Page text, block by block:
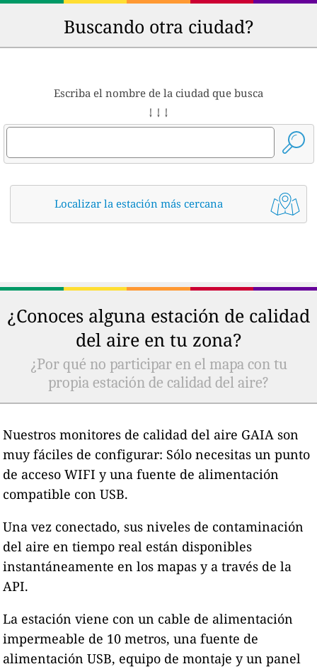
Buscando otra ciudad?
Escriba el nombre de la ciudad que busca
↓ ↓ ↓
Localizar la estación más cercana
¿Conoces alguna estación de calidad
del aire en tu zona?
¿Por qué no participar en el mapa con tu
propia estación de calidad del aire?
Nuestros monitores de calidad del aire GAIA son
muy fáciles de configurar: Sólo necesitas un punto
de acceso WIFI y una fuente de alimentación
compatible con USB.
Una vez conectado, sus niveles de contaminación
del aire en tiempo real están disponibles
instantáneamente en los mapas y a través de la
API.
La estación viene con un cable de alimentación
impermeable de 10 metros, una fuente de
alimentación USB, equipo de montaje y un panel